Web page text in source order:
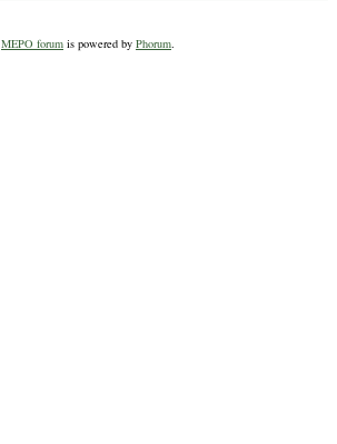
MEPO forum is powered by Phorum.